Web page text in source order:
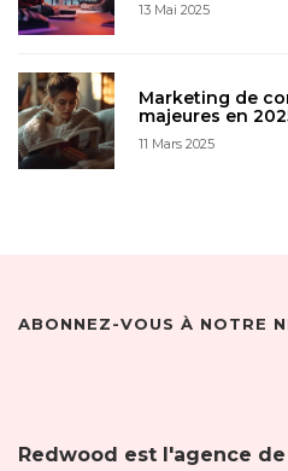
13 Mai 2025
Marketing de
majeures en
11 Mars 2025
ABONNEZ-VOUS À NOTRE
Redwood est l'agence